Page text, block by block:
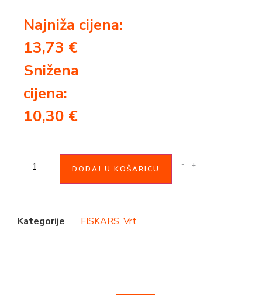
Najniža cijena:
13,73 €
Snižena
cijena:
10,30 €
- +
DODAJ U KOŠARICU
Kategorije FISKARS, Vrt